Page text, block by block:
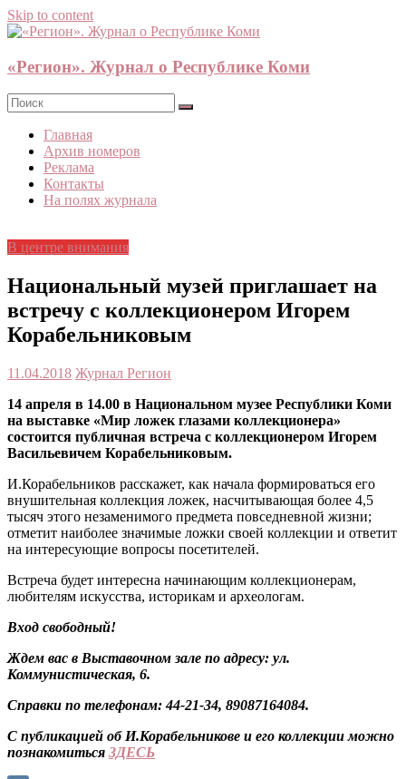
Skip to content
«Регион». Журнал о Республике Коми
Главная
Архив номеров
Реклама
Контакты
На полях журнала
В центре внимания
Национальный музей приглашает на
встречу с коллекционером Игорем
Корабельниковым
11.04.2018 Журнал Регион
14 апреля в 14.00 в Национальном музее Республики Коми
на выставке «Мир ложек глазами коллекционера»
состоится публичная встреча с коллекционером Игорем
Васильевичем Корабельниковым.
И.Корабельников расскажет, как начала формироваться его
внушительная коллекция ложек, насчитывающая более 4,5
тысяч этого незаменимого предмета повседневной жизни;
отметит наиболее значимые ложки своей коллекции и ответит
на интересующие вопросы посетителей.
Встреча будет интересна начинающим коллекционерам,
любителям искусства, историкам и археологам.
Вход свободный!
Ждем вас в Выставочном зале по адресу: ул.
Коммунистическая, 6.
Справки по телефонам: 44-21-34, 89087164084.
С публикацией об И.Корабельникове и его коллекции можно
познакомиться ЗДЕСЬ